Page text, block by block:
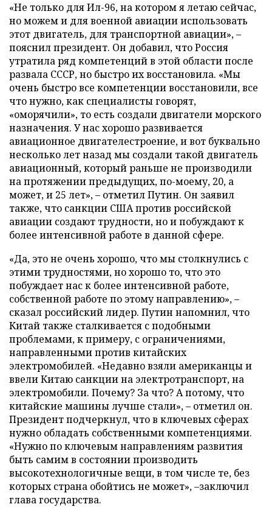
«Не только для Ил-96, на котором я летаю сейчас,
но можем и для военной авиации использовать
этот двигатель, для транспортной авиации», –
пояснил президент. Он добавил, что Россия
утратила ряд компетенций в этой области после
развала СССР, но быстро их восстановила. «Мы
очень быстро все компетенции восстановили, все
что нужно, как специалисты говорят,
«оморячили», то есть создали двигатели морского
назначения. У нас хорошо развивается
авиационное двигателестроение, и вот буквально
несколько лет назад мы создали такой двигатель
авиационный, который раньше не производили
на протяжении предыдущих, по-моему, 20, а
может, и 25 лет», – отметил Путин. Он заявил
также, что санкции США против российской
авиации создают трудности, но и побуждают к
более интенсивной работе в данной сфере.
«Да, это не очень хорошо, что мы столкнулись с
этими трудностями, но хорошо то, что это
побуждает нас к более интенсивной работе,
собственной работе по этому направлению», –
сказал российский лидер. Путин напомнил, что
Китай также сталкивается с подобными
проблемами, к примеру, с ограничениями,
направленными против китайских
электромобилей. «Недавно взяли американцы и
ввели Китаю санкции на электротранспорт, на
электромобили. Почему? За что? А потому, что
китайские машины лучше стали», – отметил он.
Президент подчеркнул, что в ключевых сферах
нужно обладать собственными компетенциями.
«Нужно по ключевым направлениям развития
быть самим в состоянии производить
высокотехнологичные вещи, в том числе те, без
которых страна обойтись не может», –заключил
глава государства.